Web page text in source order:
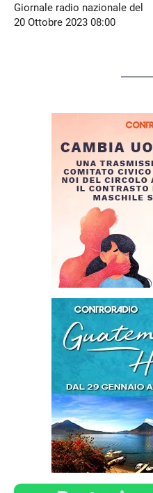
Giornale radio nazionale del
20 Ottobre 2023 08:00